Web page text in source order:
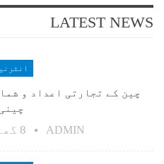
LATEST NEWS
چین کے تجارتی اعداد و
ADMIN 8 گھنٹے ago